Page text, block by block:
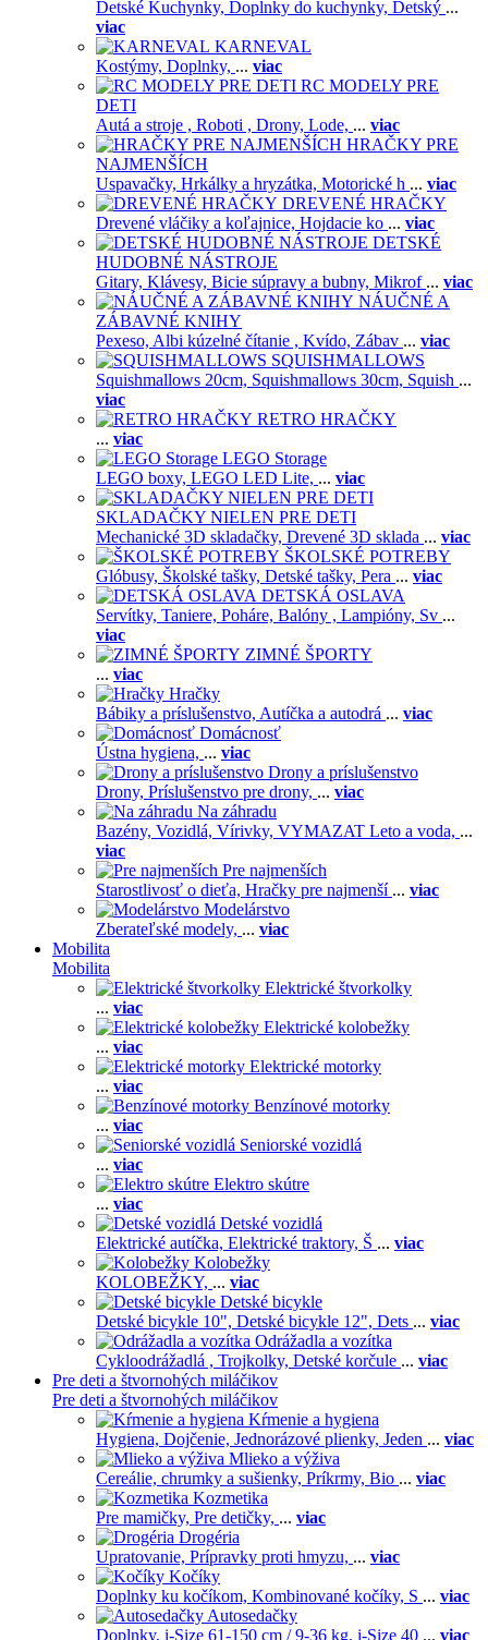
Detské Kuchynky, Doplnky do kuchynky, Detský ...
viac
KARNEVAL
Kostýmy, Doplnky, ... viac
RC MODELY PRE
DETI
Autá a stroje , Roboti , Drony, Lode, ... viac
HRAČKY PRE
NAJMENŠÍCH
Uspavačky, Hrkálky a hryzátka, Motorické h ... viac
DREVENÉ HRAČKY
Drevené vláčiky a koľajnice, Hojdacie ko ... viac
DETSKÉ
HUDOBNÉ NÁSTROJE
Gitary, Klávesy, Bicie súpravy a bubny, Mikrof ... viac
NÁUČNÉ A
ZÁBAVNÉ KNIHY
Pexeso, Albi kúzelné čítanie , Kvído, Zábav ... viac
SQUISHMALLOWS
Squishmallows 20cm, Squishmallows 30cm, Squish ...
viac
RETRO HRAČKY
... viac
LEGO Storage
LEGO boxy, LEGO LED Lite, ... viac
SKLADAČKY NIELEN PRE DETI
Mechanické 3D skladačky, Drevené 3D sklada ... viac
ŠKOLSKÉ POTREBY
Glóbusy, Školské tašky, Detské tašky, Pera ... viac
DETSKÁ OSLAVA
Servítky, Taniere, Poháre, Balóny , Lampióny, Sv ...
viac
ZIMNÉ ŠPORTY
... viac
Hračky
Bábiky a príslušenstvo, Autíčka a autodrá ... viac
Domácnosť
Ústna hygiena, ... viac
Drony a príslušenstvo
Drony, Príslušenstvo pre drony, ... viac
Na záhradu
Bazény, Vozidlá, Vírivky, VYMAZAT Leto a voda, ...
viac
Pre najmenších
Starostlivosť o dieťa, Hračky pre najmenší ... viac
Modelárstvo
Zberateľské modely, ... viac
Mobilita
Mobilita
Elektrické štvorkolky
... viac
Elektrické kolobežky
... viac
Elektrické motorky
... viac
Benzínové motorky
... viac
Seniorské vozidlá
... viac
Elektro skútre
... viac
Detské vozidlá
Elektrické autíčka, Elektrické traktory, Š ... viac
Kolobežky
KOLOBEŽKY, ... viac
Detské bicykle
Detské bicykle 10", Detské bicykle 12", Dets ... viac
Odrážadla a vozítka
Cykloodrážadlá , Trojkolky, Detské korčule ... viac
Pre deti a štvornohých miláčikov
Pre deti a štvornohých miláčikov
Kŕmenie a hygiena
Hygiena, Dojčenie, Jednorázové plienky, Jeden ... viac
Mlieko a výživa
Cereálie, chrumky a sušienky, Príkrmy, Bio ... viac
Kozmetika
Pre mamičky, Pre detičky, ... viac
Drogéria
Upratovanie, Prípravky proti hmyzu, ... viac
Kočíky
Doplnky ku kočíkom, Kombinované kočíky, S ... viac
Autosedačky
Doplnky, i-Size 61-150 cm / 9-36 kg, i-Size 40 ... viac